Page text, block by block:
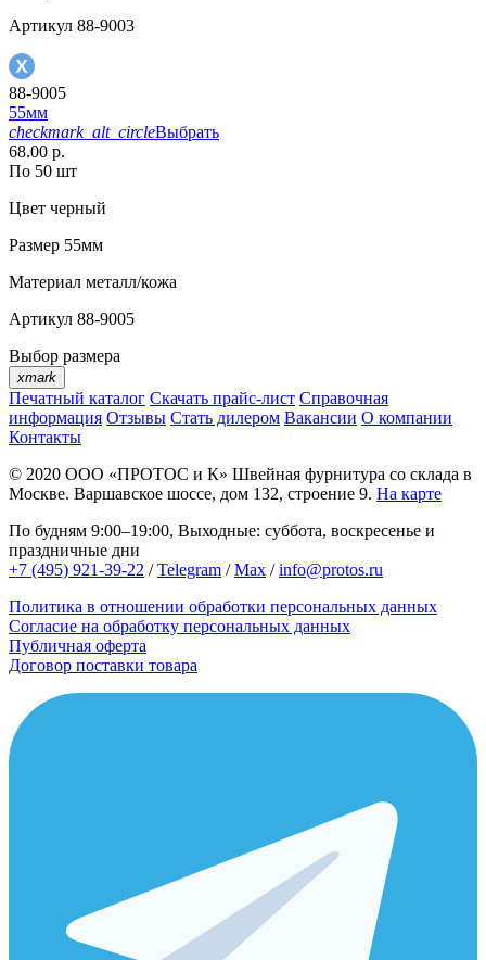
Артикул 88-9003
88-9005
55мм
checkmark_alt_circleВыбрать
68.00 р.
По 50 шт
Цвет черный
Размер 55мм
Материал металл/кожа
Артикул 88-9005
Выбор размера
xmark
Печатный каталог Скачать прайс-лист Справочная
информация Отзывы Стать дилером Вакансии О компании
Контакты
© 2020 ООО «ПРОТОС и К» Швейная фурнитура со склада в
Москве. Варшавское шоссе, дом 132, строение 9. На карте
По будням 9:00–19:00, Выходные: суббота, воскресенье и
праздничные дни
+7 (495) 921-39-22 /Telegram /Max /info@protos.ru
Политика в отношении обработки персональных данных
Согласие на обработку персональных данных
Публичная оферта
Договор поставки товара